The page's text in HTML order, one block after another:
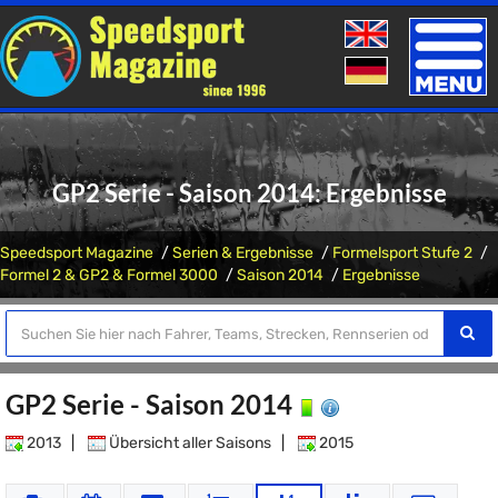
Toggle
GP2 Serie - Saison 2014: Ergebnisse
Speedsport Magazine Serien & Ergebnisse
Formelsport Stufe 2
Formel 2 & GP2 & Formel 3000
Saison 2014 Ergebnisse
GP2 Serie - Saison 2014
2013 Übersicht aller Saisons 2015